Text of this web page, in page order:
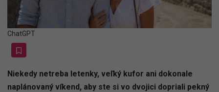
ChatGPT
Niekedy netreba letenky, veľký kufor ani dokonale
naplánovaný víkend, aby ste si vo dvojici dopriali pekný